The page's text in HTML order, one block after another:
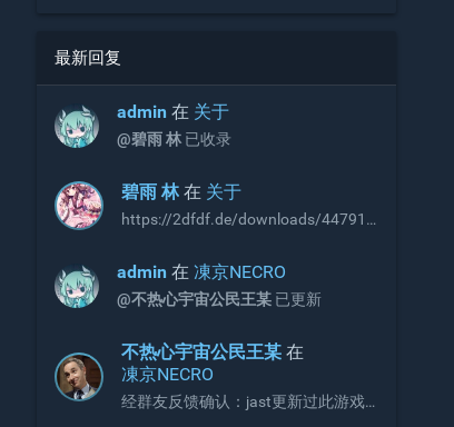
最新回复
admin 在 关于
@碧雨 林 已收录
碧雨 林 在 关于
https://2dfdf.de/downloads/44791
R18补丁，无需积分即可下载，站长
可以考虑收录
admin 在凍京NECRO
@不热心宇宙公民王某 已更新
不热心宇宙公民王某 在
凍京NECRO
经群友反馈确认：jast更新过此游戏